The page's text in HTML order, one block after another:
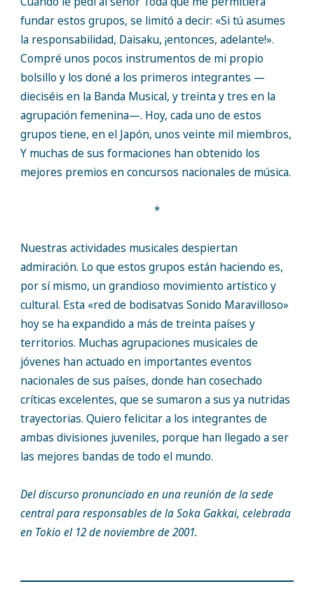
fundar estos grupos, se limitó a decir: «Si tú asumes
la responsabilidad, Daisaku, ¡entonces, adelante!».
Compré unos pocos instrumentos de mi propio
bolsillo y los doné a los primeros integrantes —
dieciséis en la Banda Musical, y treinta y tres en la
agrupación femenina—. Hoy, cada uno de estos
grupos tiene, en el Japón, unos veinte mil miembros,
Y muchas de sus formaciones han obtenido los
mejores premios en concursos nacionales de música.
*
Nuestras actividades musicales despiertan
admiración. Lo que estos grupos están haciendo es,
por sí mismo, un grandioso movimiento artístico y
cultural. Esta «red de bodisatvas Sonido Maravilloso»
hoy se ha expandido a más de treinta países y
territorios. Muchas agrupaciones musicales de
jóvenes han actuado en importantes eventos
nacionales de sus países, donde han cosechado
críticas excelentes, que se sumaron a sus ya nutridas
trayectorias. Quiero felicitar a los integrantes de
ambas divisiones juveniles, porque han llegado a ser
las mejores bandas de todo el mundo.
Del discurso pronunciado en una reunión de la sede
central para responsables de la Soka Gakkai, celebrada
en Tokio el 12 de noviembre de 2001.